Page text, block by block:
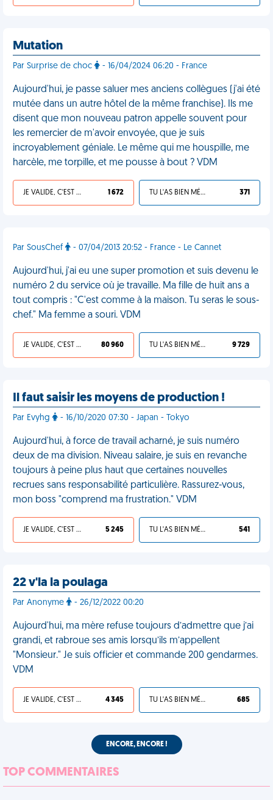
Mutation
Par Surprise de choc - 16/04/2024 06:20 - France
Aujourd'hui, je passe saluer mes anciens collègues (j'ai été
mutée dans un autre hôtel de la même franchise). Ils me
disent que mon nouveau patron appelle souvent pour
les remercier de m'avoir envoyée, que je suis
incroyablement géniale. Le même qui me houspille, me
harcèle, me torpille, et me pousse à bout ? VDM
JE VALIDE, C'EST UNE VDM 1 672 TU L'AS BIEN MÉRITÉ 371
Par SousChef - 07/04/2013 20:52 - France - Le Cannet
Aujourd'hui, j'ai eu une super promotion et suis devenu le
numéro 2 du service où je travaille. Ma fille de huit ans a
tout compris : "C'est comme à la maison. Tu seras le sous-
chef." Ma femme a souri. VDM
JE VALIDE, C'EST UNE VDM 80 960 TU L'AS BIEN MÉRITÉ 9 729
Il faut saisir les moyens de production !
Par Evyhg - 16/10/2020 07:30 - Japan - Tokyo
Aujourd'hui, à force de travail acharné, je suis numéro
deux de ma division. Niveau salaire, je suis en revanche
toujours à peine plus haut que certaines nouvelles
recrues sans responsabilité particulière. Rassurez-vous,
mon boss "comprend ma frustration." VDM
JE VALIDE, C'EST UNE VDM 5 245 TU L'AS BIEN MÉRITÉ 541
22 v'la la poulaga
Par Anonyme - 26/12/2022 00:20
Aujourd'hui, ma mère refuse toujours d’admettre que j’ai
grandi, et rabroue ses amis lorsqu’ils m’appellent
"Monsieur." Je suis officier et commande 200 gendarmes.
VDM
JE VALIDE, C'EST UNE VDM 4 345 TU L'AS BIEN MÉRITÉ 685
ENCORE, ENCORE !
TOP COMMENTAIRES